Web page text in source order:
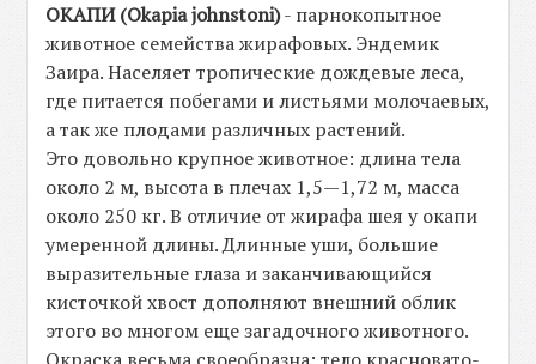
ОКАПИ (Okapia johnstoni)- парнокопытное
животное семейства жирафовых. Эндемик
Заира. Населяет тропические дождевые леса,
где питается побегами и листьями молочаевых,
а так же плодами различных растений.
Это довольно крупное животное: длина тела
около 2 м, высота в плечах 1,5—1,72 м, масса
около 250 кг. В отличие от жирафа шея у окапи
умеренной длины. Длинные уши, большие
выразительные глаза и заканчивающийся
кисточкой хвост дополняют внешний облик
этого во многом еще загадочного животного.